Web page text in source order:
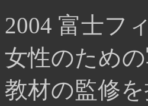
2004 富士フ
女性のため
教材の監修を